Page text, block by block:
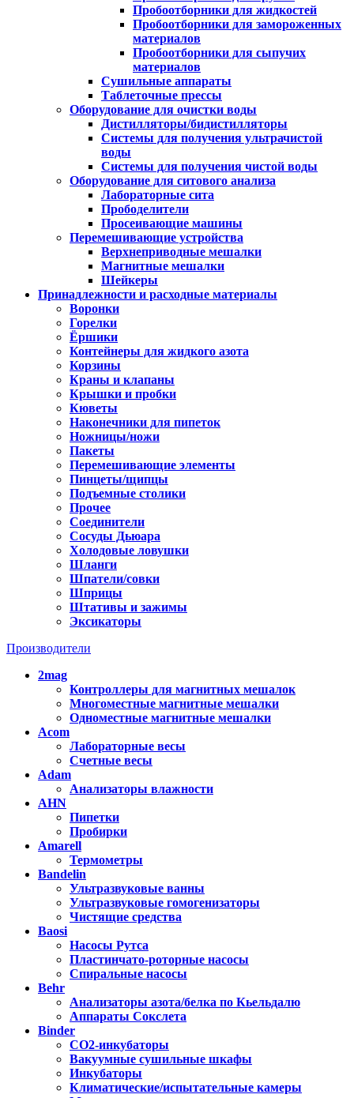
Пробоотборники для жидкостей
Пробоотборники для замороженных
материалов
Пробоотборники для сыпучих
материалов
Сушильные аппараты
Таблеточные прессы
Оборудование для очистки воды
Дистилляторы/бидистилляторы
Системы для получения ультрачистой
воды
Системы для получения чистой воды
Оборудование для ситового анализа
Лабораторные сита
Прободелители
Просеивающие машины
Перемешивающие устройства
Верхнеприводные мешалки
Магнитные мешалки
Шейкеры
Принадлежности и расходные материалы
Воронки
Горелки
Ёршики
Контейнеры для жидкого азота
Корзины
Краны и клапаны
Крышки и пробки
Кюветы
Наконечники для пипеток
Ножницы/ножи
Пакеты
Перемешивающие элементы
Пинцеты/щипцы
Подъемные столики
Прочее
Соединители
Сосуды Дьюара
Холодовые ловушки
Шланги
Шпатели/совки
Шприцы
Штативы и зажимы
Эксикаторы
Производители
2mag
Контроллеры для магнитных мешалок
Многоместные магнитные мешалки
Одноместные магнитные мешалки
Acom
Лабораторные весы
Счетные весы
Adam
Анализаторы влажности
AHN
Пипетки
Пробирки
Amarell
Термометры
Bandelin
Ультразвуковые ванны
Ультразвуковые гомогенизаторы
Чистящие средства
Baosi
Насосы Рутса
Пластинчато-роторные насосы
Спиральные насосы
Behr
Анализаторы азота/белка по Кьельдалю
Аппараты Сокслета
Binder
CO2-инкубаторы
Вакуумные сушильные шкафы
Инкубаторы
Климатические/испытательные камеры